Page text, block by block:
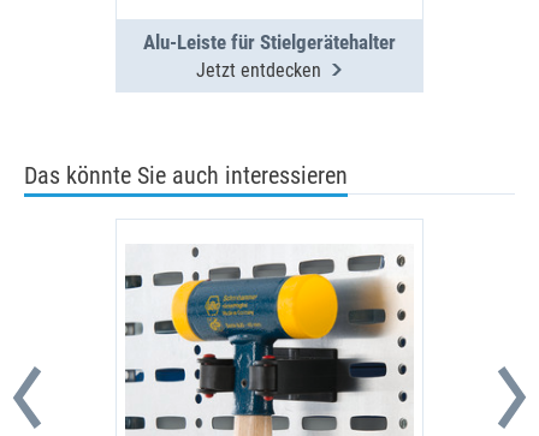
Alu-Leiste für Stielgerätehalter
Jetzt entdecken
Das könnte Sie auch interessieren